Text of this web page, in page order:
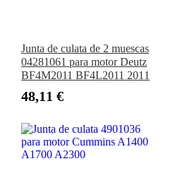
Junta de culata de 2 muescas
04281061 para motor Deutz
BF4M2011 BF4L2011 2011
48,11 €